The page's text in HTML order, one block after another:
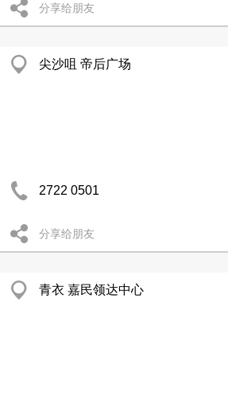
分享给朋友
尖沙咀 帝后广场
2722 0501
分享给朋友
青衣 嘉民领达中心